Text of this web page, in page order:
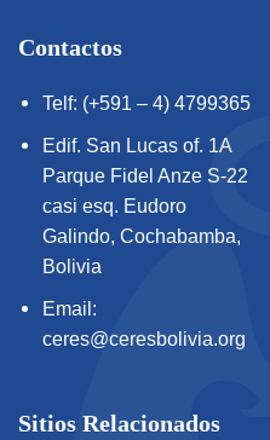
Contactos
Telf: (+591 – 4) 4799365
Edif. San Lucas of. 1A
Parque Fidel Anze S-22
casi esq. Eudoro
Galindo, Cochabamba,
Bolivia
Email:
ceres@ceresbolivia.org
Sitios Relacionados